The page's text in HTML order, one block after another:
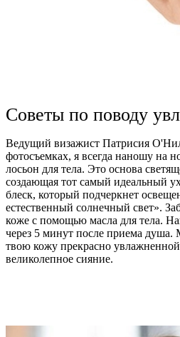
Советы по поводу
Ведущий визажист Патрисия
фотосъемках, я всегда наношу на
лосьон для тела. Это основа
создающая тот самый идеальный
блеск, который подчеркнет
естественный солнечный свет».
коже с помощью масла для тела.
через 5 минут после приема душа.
твою кожу прекрасно
великолепное сияние.